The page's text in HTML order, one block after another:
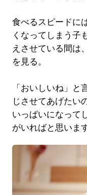
食べるスピードに
くなってしまう子
えさせている間は
を見る。
「おいしいね」
じさせてあげたい
いっぱいになって
がいればと思います